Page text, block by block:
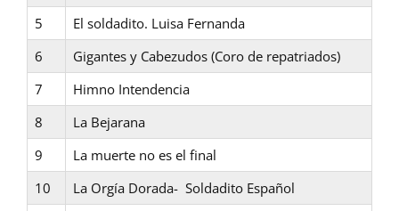
5
El soldadito. Luisa Fernanda
6
Gigantes y Cabezudos (Coro de repatriados)
7
Himno Intendencia
8
La Bejarana
9
La muerte no es el final
10
La Orgía Dorada- Soldadito Español